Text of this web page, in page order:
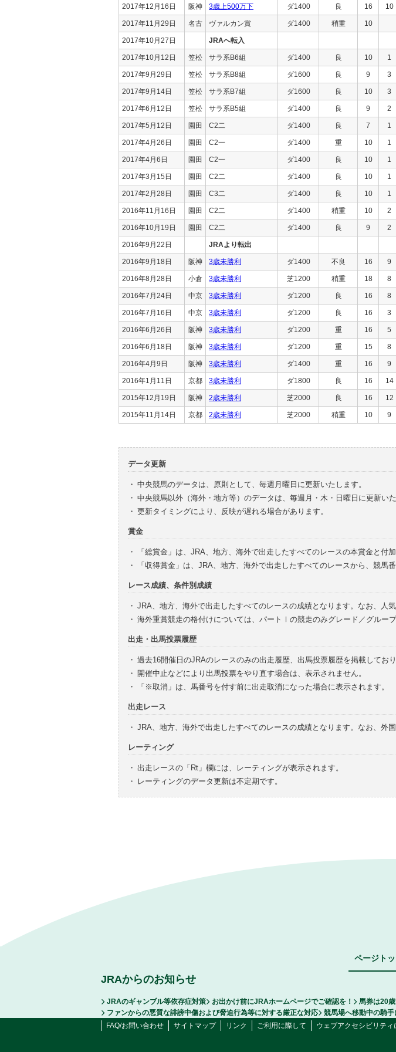
2017年12月16日 阪神 3歳上500万下 ダ1400 良 16 10
2017年11月29日 名古 ヴァルカン賞 ダ1400 稍重 10
2017年10月27日 JRAへ転入
2017年10月12日 笠松 サラ系B6組 ダ1400 良 10 1
2017年9月29日 笠松 サラ系B8組 ダ1600 良 9 3
2017年9月14日 笠松 サラ系B7組 ダ1600 良 10 3
2017年6月12日 笠松 サラ系B5組 ダ1400 良 9 2
2017年5月12日 園田 C2二 ダ1400 良 7 1
2017年4月26日 園田 C2一 ダ1400 重 10 1
2017年4月6日 園田 C2一 ダ1400 良 10 1
2017年3月15日 園田 C2二 ダ1400 良 10 1
2017年2月28日 園田 C3二 ダ1400 良 10 1
2016年11月16日 園田 C2二 ダ1400 稍重 10 2
2016年10月19日 園田 C2二 ダ1400 良 9 2
2016年9月22日 JRAより転出
2016年9月18日 阪神 3歳未勝利 ダ1400 不良 16 9
2016年8月28日 小倉 3歳未勝利 芝1200 稍重 18 8
2016年7月24日 中京 3歳未勝利 ダ1200 良 16 8
2016年7月16日 中京 3歳未勝利 ダ1200 良 16 3
2016年6月26日 阪神 3歳未勝利 ダ1200 重 16 5
2016年6月18日 阪神 3歳未勝利 ダ1200 重 15 8
2016年4月9日 阪神 3歳未勝利 ダ1400 重 16 9
2016年1月11日 京都 3歳未勝利 ダ1800 良 16 14
2015年12月19日 阪神 2歳未勝利 芝2000 良 16 12
2015年11月14日 京都 2歳未勝利 芝2000 稍重 10 9
データ更新
・ 中央競馬のデータは、原則として、毎週月曜日に更新いたします。
・ 中央競馬以外（海外・地方等）のデータは、毎週月・木・日曜日に更新いた
・ 更新タイミングにより、反映が遅れる場合があります。
賞金
・
「総賞金」は、JRA、地方、海外で出走したすべてのレースの本賞金と付加
・
「収得賞金」は、JRA、地方、海外で出走したすべてのレースから、競馬
レース成績、条件別成績
・ JRA、地方、海外で出走したすべてのレースの成績となります。なお、人
・ 海外重賞競走の格付けについては、パートⅠの競走のみグレード／グループ
出走・出馬投票履歴
・ 過去16開催日のJRAのレースのみの出走履歴、出馬投票履歴を掲載しており
・ 開催中止などにより出馬投票をやり直す場合は、表示されません。
・
「※取消」は、馬番号を付す前に出走取消になった場合に表示されます。
出走レース
・ JRA、地方、海外で出走したすべてのレースの成績となります。なお、外
レーティング
・ 出走レースの「Rt」欄には、レーティングが表示されます。
・
レーティングのデータ更新は不定期です。
ページト
JRAからのお知らせ
JRAのギャンブル等依存症対策 お出かけ前にJRAホームページでご確認を！ 馬券は20
ファンからの悪質な誹謗中傷および脅迫行為等に対する厳正な対応
競馬場へ移動中の騎
FAQ/お問い合わせ
サイトマップ リンク ご利用に際して ウェブアクセシビリティ